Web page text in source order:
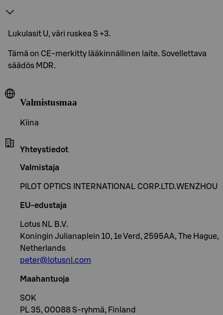
Lukulasit U, väri ruskea S +3.
Tämä on CE-merkitty lääkinnällinen laite. Sovellettava
säädös MDR.
Valmistusmaa
Kiina
Yhteystiedot
Valmistaja
PILOT OPTICS INTERNATIONAL CORP.LTD.WENZHOU
EU-edustaja
Lotus NL B.V.
Koningin Julianaplein 10, 1e Verd, 2595AA, The Hague,
Netherlands
peter@lotusnl.com
Maahantuoja
SOK
PL 35, 00088 S-ryhmä, Finland